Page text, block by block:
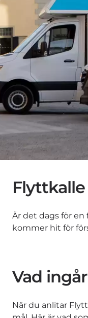
Är det dags för
kommer hit för
Vad
När du anlitar